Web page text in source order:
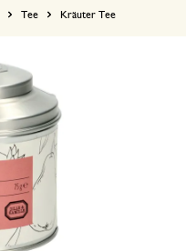
Tee Kräuter Tee